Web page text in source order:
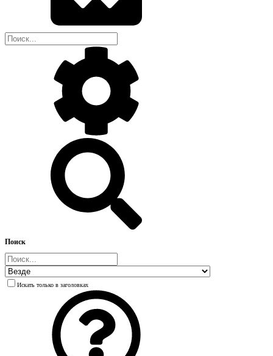
Поиск
Искать только в заголовках